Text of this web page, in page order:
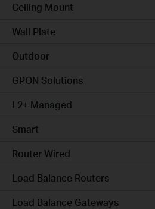
Ceiling Mount
Wall Plate
Outdoor
GPON Solutions
L2+ Managed
Smart
Router Wired
Load Balance Routers
Load Balance Gateways